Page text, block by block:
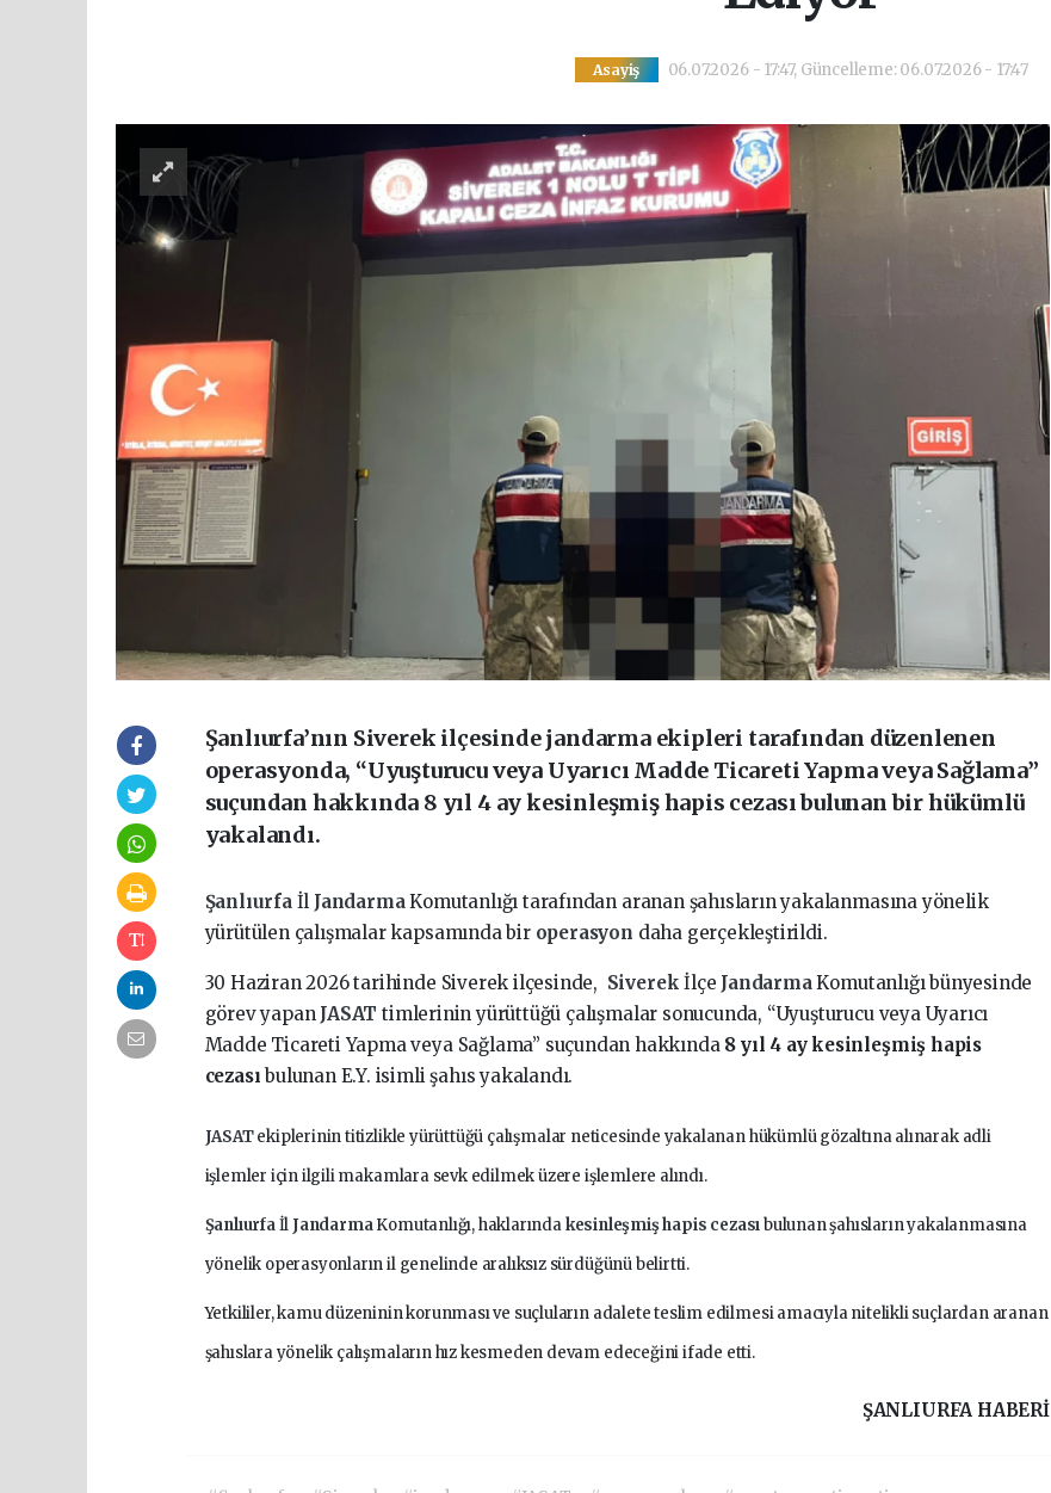
Asayiş 06.07.2026 - 17:47, Güncelleme: 06.07.2026 - 17:47
Şanlıurfa’nın Siverek ilçesinde jandarma ekipleri tarafından düzenlenen
operasyonda, “Uyuşturucu veya Uyarıcı Madde Ticareti Yapma veya Sağlama”
suçundan hakkında 8 yıl 4 ay kesinleşmiş hapis cezası bulunan bir hükümlü
yakalandı.
Şanlıurfa İl JandarmaKomutanlığı tarafından aranan şahısların yakalanmasına yönelik
yürütülen çalışmalar kapsamında bir operasyon daha gerçekleştirildi.
30 Haziran 2026 tarihinde Siverek ilçesinde, Siverekİlçe JandarmaKomutanlığı bünyesinde
görev yapan JASATtimlerinin yürüttüğü çalışmalar sonucunda, “Uyuşturucu veya Uyarıcı
Madde Ticareti Yapma veya Sağlama” suçundan hakkında 8 yıl 4 ay kesinleşmiş hapis
cezasıbulunan E.Y. isimli şahıs yakalandı.
JASATekiplerinin titizlikle yürüttüğü çalışmalar neticesinde yakalanan hükümlü gözaltına alınarak adli
işlemler için ilgili makamlara sevk edilmek üzere işlemlere alındı.
Şanlıurfaİl JandarmaKomutanlığı, haklarındakesinleşmiş hapis cezasıbulunan şahısların yakalanmasına
yönelik operasyonların il genelinde aralıksız sürdüğünü belirtti.
Yetkililer, kamu düzeninin korunması ve suçluların adalete teslim edilmesi amacıyla nitelikli suçlardan aranan
şahıslara yönelik çalışmaların hız kesmeden devam edeceğini ifade etti.
ŞANLIURFA HABERİ